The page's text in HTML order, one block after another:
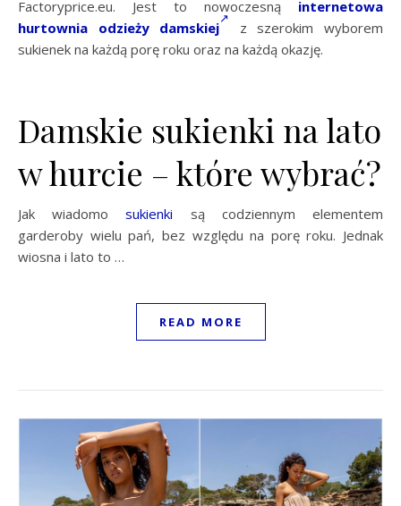
Factoryprice.eu. Jest to nowoczesną internetowa
hurtownia odzieży damskiej
z szerokim wyborem
sukienek na każdą porę roku oraz na każdą okazję.
Damskie sukienki na lato
w hurcie – które wybrać?
Jak wiadomosukienki są codziennym elementem
garderoby wielu pań, bez względu na porę roku. Jednak
wiosna i lato to …
READ MORE